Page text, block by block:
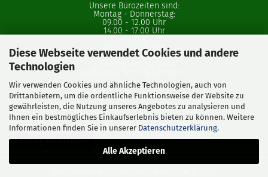
Diese Webseite verwendet Cookies und andere
Technologien
Wir verwenden Cookies und ähnliche Technologien, auch von
Drittanbietern, um die ordentliche Funktionsweise der Website zu
gewährleisten, die Nutzung unseres Angebotes zu analysieren und
Ihnen ein bestmögliches Einkaufserlebnis bieten zu können. Weitere
Informationen finden Sie in unserer Datenschutzerklärung.
Alle Akzeptieren
Unsere Bürozeiten sind:
Montag - Donnerstag:
09.00 - 12.00 Uhr
14.00 - 17.00 Uhr
09.00 - 12.00 Uhr
Vertrag widerrufen